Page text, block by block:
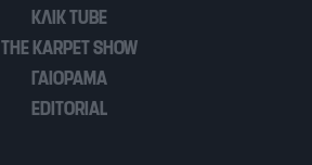
ΚΛΙΚ TUBE
THE KARPET SHOW
ΓΑΙΟΡΑΜΑ
EDITORIAL